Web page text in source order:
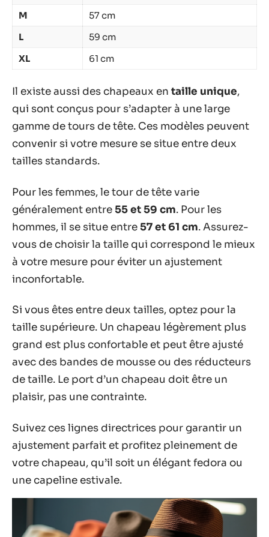
M
57 cm
L
59 cm
XL
61 cm
Il existe aussi des chapeaux en taille unique,
qui sont conçus pour s’adapter à une large
gamme de tours de tête. Ces modèles peuvent
convenir si votre mesure se situe entre deux
tailles standards.
Pour les femmes, le tour de tête varie
généralement entre55 et 59 cm. Pour les
hommes, il se situe entre57 et 61 cm. Assurez-
vous de choisir la taille qui correspond le mieux
à votre mesure pour éviter un ajustement
inconfortable.
Si vous êtes entre deux tailles, optez pour la
taille supérieure. Un chapeau légèrement plus
grand est plus confortable et peut être ajusté
avec des bandes de mousse ou des réducteurs
de taille. Le port d’un chapeau doit être un
plaisir, pas une contrainte.
Suivez ces lignes directrices pour garantir un
ajustement parfait et profitez pleinement de
votre chapeau, qu’il soit un élégant fedora ou
une capeline estivale.